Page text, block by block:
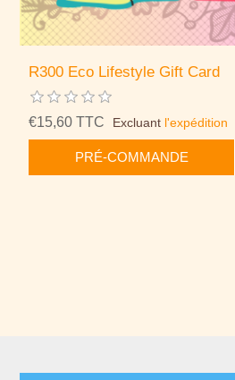
R300 Eco Lifestyle Gift Card
€15,60 TTC Excluant l'expédition
PRÉ-COMMANDE